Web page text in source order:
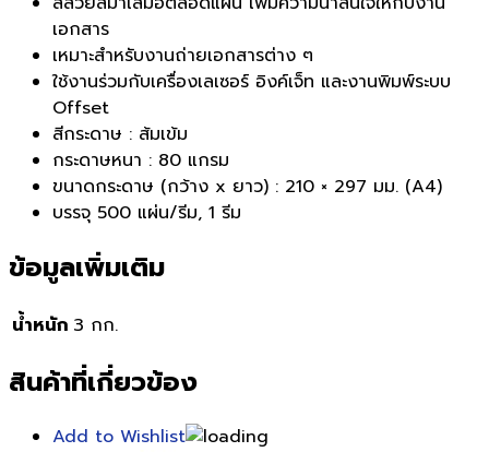
เอกสาร
เหมาะสำหรับงานถ่ายเอกสารต่าง ๆ
ใช้งานร่วมกับเครื่องเลเซอร์ อิงค์เจ็ท และงานพิมพ์ระบบ
Offset
สีกระดาษ : ส้มเข้ม
กระดาษหนา : 80 แกรม
ขนาดกระดาษ (กว้าง x ยาว) : 210 × 297 มม. (A4)
บรรจุ 500 แผ่น/รีม, 1 รีม
ข้อมูลเพิ่มเติม
น้ำหนัก 3 กก.
สินค้าที่เกี่ยวข้อง
Add to Wishlist